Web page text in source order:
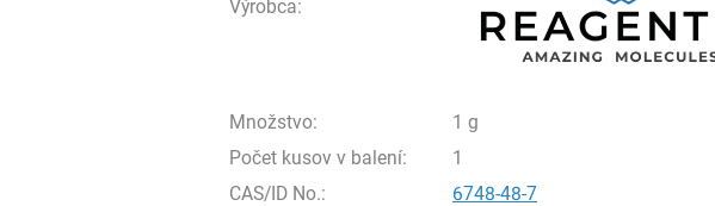
Výrobca:
Množstvo:
1 g
Počet kusov v balení:
1
CAS/ID No.:
6748-48-7